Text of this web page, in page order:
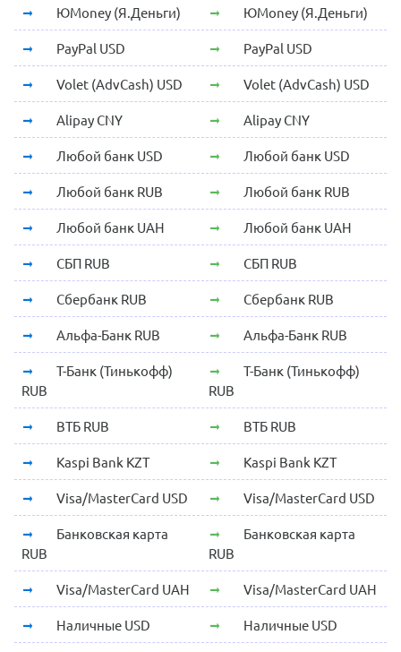
ЮMoney (Я.Деньги) ЮMoney (Я.Деньги)
PayPal USD PayPal USD
Volet (AdvCash) USD Volet (AdvCash) USD
Alipay CNY Alipay CNY
Любой банк USD Любой банк USD
Любой банк RUB Любой банк RUB
Любой банк UAH Любой банк UAH
СБП RUB СБП RUB
Сбербанк RUB Сбербанк RUB
Альфа-Банк RUB Альфа-Банк RUB
Т-Банк (Тинькофф)
RUB
Т-Банк (Тинькофф)
RUB
ВТБ RUB ВТБ RUB
Kaspi Bank KZT Kaspi Bank KZT
Visa/MasterCard USD Visa/MasterCard USD
Банковская карта
RUB
Банковская карта
RUB
Visa/MasterCard UAH Visa/MasterCard UAH
Наличные USD Наличные USD